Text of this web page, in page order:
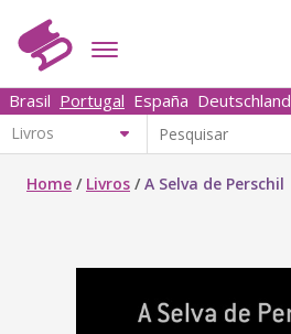
Brasil Portugal España Deutschland
Home / Livros /A Selva de Perschil